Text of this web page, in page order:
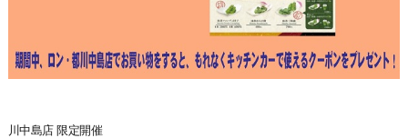
川中島店 限定開催